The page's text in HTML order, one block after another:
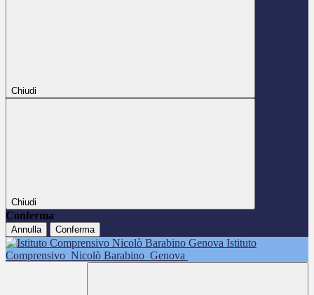
Chiudi
Chiudi
Conferma
Annulla Conferma
Istituto
Comprensivo Nicolò Barabino Genova